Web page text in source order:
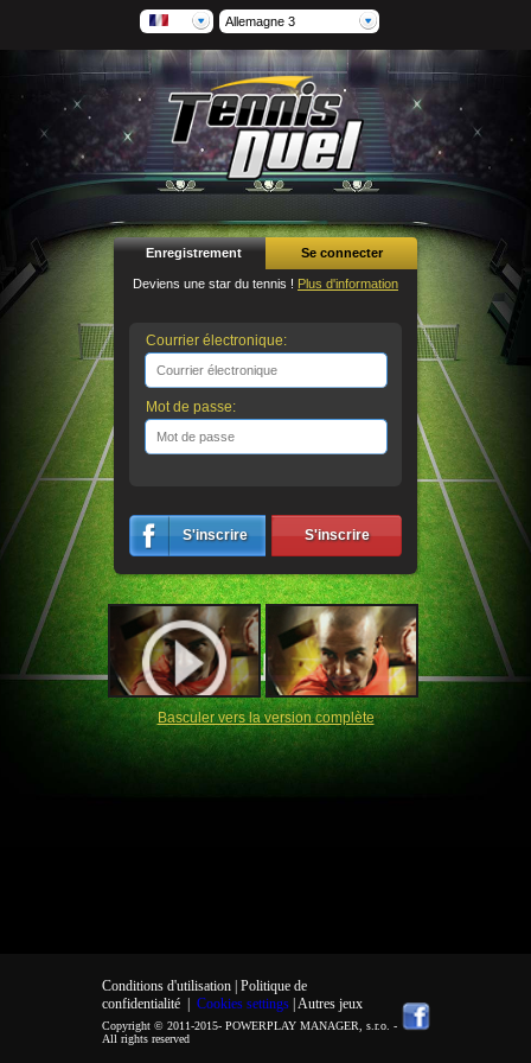
Allemagne 3
Enregistrement Se connecter
Deviens une star du tennis ! Plus d'information
Courrier électronique:
Mot de passe:
S'inscrire S'inscrire
Basculer vers la version complète
Conditions d'utilisation | Politique de
confidentialité| Cookies settings | Autres jeux
Copyright © 2011-2015- POWERPLAY MANAGER, s.r.o. -
All rights reserved